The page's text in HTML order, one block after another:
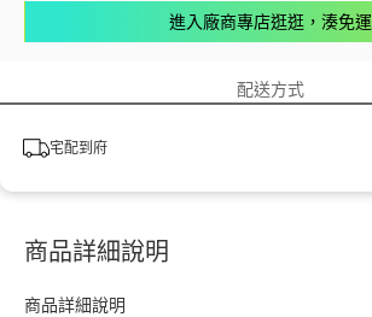
進入廠商專店逛逛，湊免運
配送方式
宅配到府
商品詳細說明
商品詳細說明